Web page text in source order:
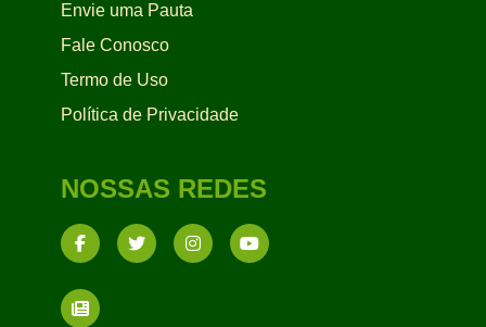
Envie uma Pauta
Fale Conosco
Termo de Uso
Política de Privacidade
NOSSAS REDES